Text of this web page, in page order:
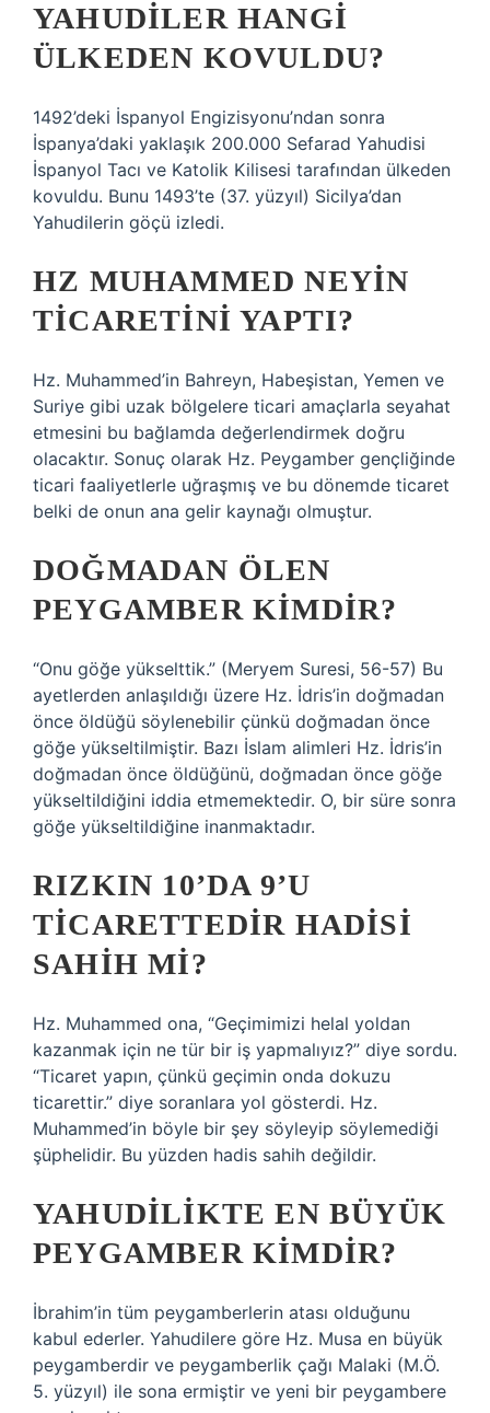
YAHUDILER HANGI
ÜLKEDEN KOVULDU?
1492’deki İspanyol Engizisyonu’ndan sonra
İspanya’daki yaklaşık 200.000 Sefarad Yahudisi
İspanyol Tacı ve Katolik Kilisesi tarafından ülkeden
kovuldu. Bunu 1493’te (37. yüzyıl) Sicilya’dan
Yahudilerin göçü izledi.
HZ MUHAMMED NEYIN
TICARETINI YAPTI?
Hz. Muhammed’in Bahreyn, Habeşistan, Yemen ve
Suriye gibi uzak bölgelere ticari amaçlarla seyahat
etmesini bu bağlamda değerlendirmek doğru
olacaktır. Sonuç olarak Hz. Peygamber gençliğinde
ticari faaliyetlerle uğraşmış ve bu dönemde ticaret
belki de onun ana gelir kaynağı olmuştur.
DOĞMADAN ÖLEN
PEYGAMBER KIMDIR?
“Onu göğe yükselttik.” (Meryem Suresi, 56-57) Bu
ayetlerden anlaşıldığı üzere Hz. İdris’in doğmadan
önce öldüğü söylenebilir çünkü doğmadan önce
göğe yükseltilmiştir. Bazı İslam alimleri Hz. İdris’in
doğmadan önce öldüğünü, doğmadan önce göğe
yükseltildiğini iddia etmemektedir. O, bir süre sonra
göğe yükseltildiğine inanmaktadır.
RIZKIN 10’DA 9’U
TICARETTEDIR HADISI
SAHIH MI?
Hz. Muhammed ona, “Geçimimizi helal yoldan
kazanmak için ne tür bir iş yapmalıyız?” diye sordu.
“Ticaret yapın, çünkü geçimin onda dokuzu
ticarettir.” diye soranlara yol gösterdi. Hz.
Muhammed’in böyle bir şey söyleyip söylemediği
şüphelidir. Bu yüzden hadis sahih değildir.
YAHUDILIKTE EN BÜYÜK
PEYGAMBER KIMDIR?
İbrahim’in tüm peygamberlerin atası olduğunu
kabul ederler. Yahudilere göre Hz. Musa en büyük
peygamberdir ve peygamberlik çağı Malaki (M.Ö.
5. yüzyıl) ile sona ermiştir ve yeni bir peygambere